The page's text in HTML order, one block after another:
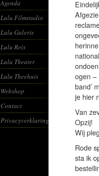
Agenda
Lulu Filmstudio
Lulu Galerie
Lulu Reis
Lulu Theater
Lulu Theehuis
Webshop
Contact
Privacyverklaring
ogen –
band’
je hier
Van
Opzij!
Wij
Rode
sta ik